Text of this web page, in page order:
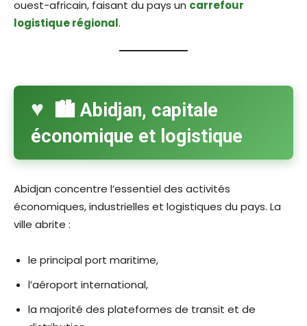
ouest-africain, faisant du pays un carrefour
logistique régional.
🏙️ Abidjan, capitale
économique et logistique
Abidjan concentre l’essentiel des activités
économiques, industrielles et logistiques du pays. La
ville abrite :
le principal port maritime,
l’aéroport international,
la majorité des plateformes de transit et de